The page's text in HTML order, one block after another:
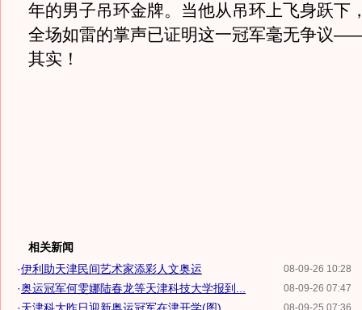
年的男子吊环金牌。当他从吊环上飞身跃下
全场如雷的掌声已证明这一冠军毫无争议
其实！
相关新闻
08-09-26 10:28
·伊利助天津民间艺术家添彩人文奥运
08-09-26 07:47
·奥运冠军何雯娜陆春龙等天津科技大学报到...
08-09-25 07:36